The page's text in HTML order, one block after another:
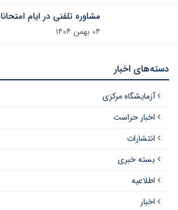
مشاوره تلفنی در ایام
۰۴ بهمن ۱۴۰۴
دسته‌های اخبار
آزمایشگاه مرکزی
اخبار حراست
انتشارات
بسته خبری
اطلاعیه
اخبار